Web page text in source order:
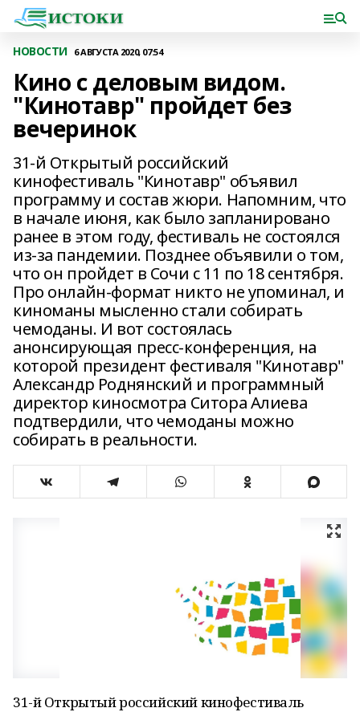
НОВОСТИ 6 АВГУСТА 2020, 07:54
Кино с деловым видом.
"Кинотавр" пройдет без
вечеринок
31-й Открытый российский
кинофестиваль "Кинотавр" объявил
программу и состав жюри. Напомним, что
в начале июня, как было запланировано
ранее в этом году, фестиваль не состоялся
из-за пандемии. Позднее объявили о том,
что он пройдет в Сочи с 11 по 18 сентября.
Про онлайн-формат никто не упоминал, и
киноманы мысленно стали собирать
чемоданы. И вот состоялась
анонсирующая пресс-конференция, на
которой ​президент фестиваля "Кинотавр"
Александр Роднянский и программный
директор киносмотра Ситора Алиева
подтвердили, что чемоданы можно
собирать в реальности.
31-й Открытый российский кинофестиваль